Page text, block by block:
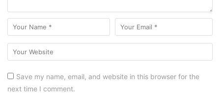
Save my name, email, and website in this browser for the
next time I comment.